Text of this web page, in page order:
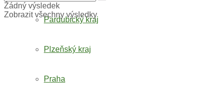
Pardubický kraj
Plzeňský kraj
Praha
Žádný výsledek